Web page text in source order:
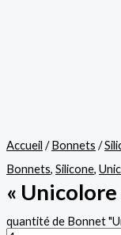
Accueil /Bonnets /
Bonnets, Silicone,
«
quantité de Bonnet